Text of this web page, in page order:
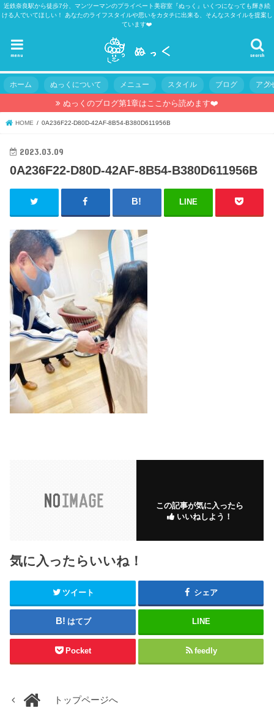
近鉄奈良駅から徒歩7分、マンツーマンのプライベート美容室『ぬっく』いくつになっても輝き続
ける人でいてほしい！ あなたのライフスタイルや思いをカタチに出来る、そんなスタイルを提案し
ています❤️
search
menu
ホーム ぬっくについて メニュー スタイル ブログ アク
ぬっくのブログ第1章はここから読めます❤️
HOME 0A236F22-D80D-42AF-8B54-B380D611956B
2023.03.09
0A236F22-D80D-42AF-8B54-B380D611956B
LINE
この記事が気に入ったら
いいねしよう！
気に入ったらいいね！
ツイート シェア
はてブ LINE
Pocket feedly
トップページへ